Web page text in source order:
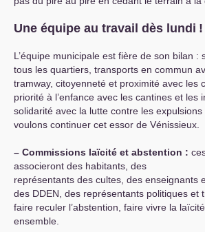
Une équipe au travail dès lundi !
L’équipe municipale est fière de son bilan :
tous les quartiers, transports en commun
tramway, citoyenneté et proximité avec les
priorité à l’enfance avec les cantines et les
solidarité avec la lutte contre les
voulons continuer cet essor de Vénissieux.
– Commissions laïcité et abstention :
associeront des habitants, des
représentants des cultes, des enseignants
des DDEN , des représentants politiques et
faire reculer l’abstention, faire vivre la
ensemble.